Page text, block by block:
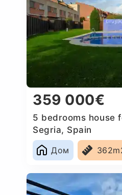
359 000€
5 bedrooms house
Segria, Spain
Дом